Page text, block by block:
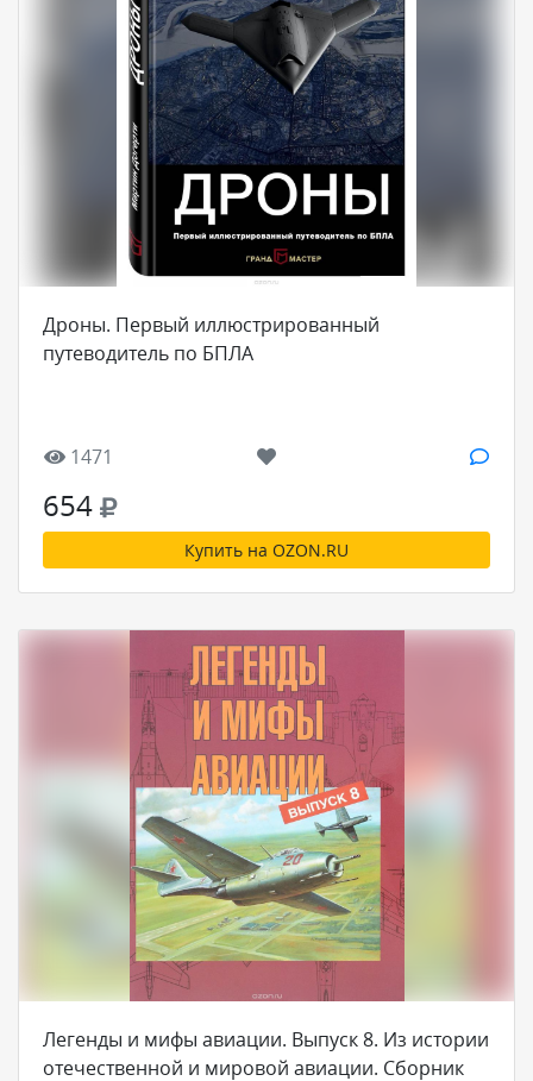
Дроны. Первый иллюстрированный
путеводитель по БПЛА
1471
654
Купить на OZON.RU
Легенды и мифы авиации. Выпуск 8. Из истории
отечественной и мировой авиации. Сборник